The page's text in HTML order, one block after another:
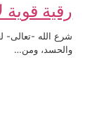
رقية قوية
شرع الله -تعالى-
والحسد، ومن…